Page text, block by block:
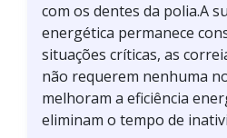
com os dentes da polia.A
energética permanece
situações críticas, as
não requerem nenhuma
melhoram a eficiência
eliminam o tempo de